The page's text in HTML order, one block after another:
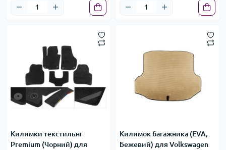
Килимки текстильні
Premium (Чорний) для
Килимок багажника (EVA,
Бежевий) для Volkswagen